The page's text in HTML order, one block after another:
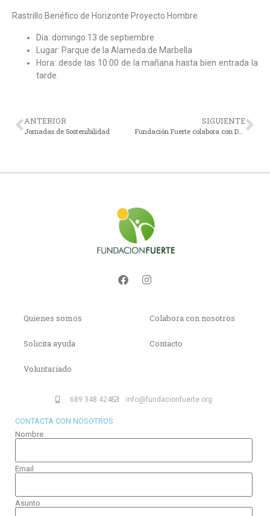
Rastrillo Benéfico de Horizonte Proyecto Hombre
Día: domingo 13 de septiembre
Lugar: Parque de la Alameda de Marbella
Hora: desde las 10:00 de la mañana hasta bien entrada la
tarde.
ANTERIOR
Jornadas de Sostenibilidad
SIGUIENTE
Fundación Fuerte colabora con Debra Piel de Mariposa
Quienes somos
Solicita ayuda
Voluntariado
Colabora con nosotros
Contacto
689 348 424 info@fundacionfuerte.org
CONTACTA CON NOSOTROS
Nombre
Email
Asunto